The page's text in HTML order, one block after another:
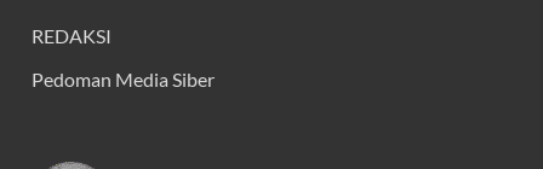
REDAKSI
Pedoman Media Siber